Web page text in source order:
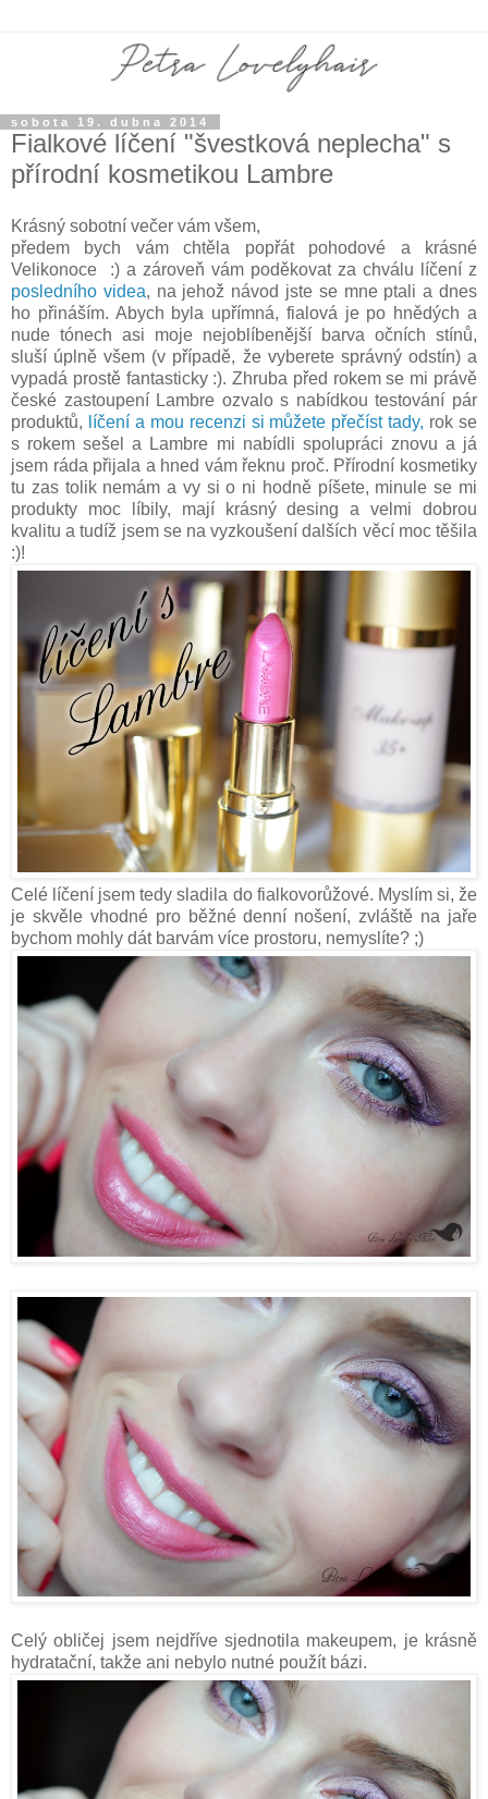
sobota 19. dubna 2014
Fialkové líčení "švestková neplecha" s
přírodní kosmetikou Lambre
Krásný sobotní večer vám všem,
předem bych vám chtěla popřát pohodové a krásné
Velikonoce :) a zároveň vám poděkovat za chválu líčení z
posledního videa, na jehož návod jste se mne ptali a dnes
ho přináším. Abych byla upřímná, fialová je po hnědých a
nude tónech asi moje nejoblíbenější barva očních stínů,
sluší úplně všem (v případě, že vyberete správný odstín) a
vypadá prostě fantasticky :). Zhruba před rokem se mi právě
české zastoupení Lambre ozvalo s nabídkou testování pár
produktů,
líčení a mou recenzi si můžete přečíst tady, rok se
s rokem sešel a Lambre mi nabídli spolupráci znovu a já
jsem ráda přijala a hned vám řeknu proč. Přírodní kosmetiky
tu zas tolik nemám a vy si o ni hodně píšete, minule se mi
produkty moc líbily, mají krásný desing a velmi dobrou
kvalitu a tudíž jsem se na vyzkoušení dalších věcí moc těšila
:)!
Celé líčení jsem tedy sladila do fialkovorůžové. Myslím si, že
je skvěle vhodné pro běžné denní nošení, zvláště na jaře
bychom mohly dát barvám více prostoru, nemyslíte? ;)
Celý obličej jsem nejdříve sjednotila makeupem, je krásně
hydratační, takže ani nebylo nutné použít bázi.